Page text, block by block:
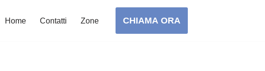
Home Contatti Zone CHIAMA ORA